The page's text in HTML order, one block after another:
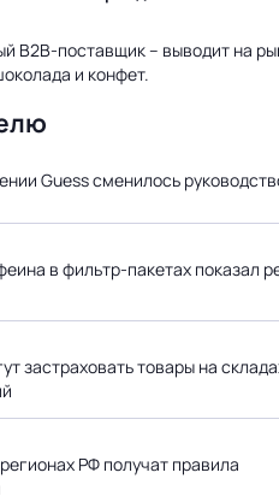
B2B-поставщик – выводит на
и конфет.
Guess сменилось
в фильтр-пакетах показал
застраховать товары на
РФ получат правила